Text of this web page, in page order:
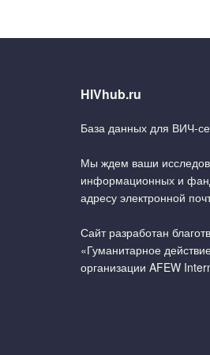
HIVhub.ru
База данных для ВИЧ-
Мы ждем ваши
информационных и
адресу электронной
Сайт разработан
«Гуманитарное
организации AFEW